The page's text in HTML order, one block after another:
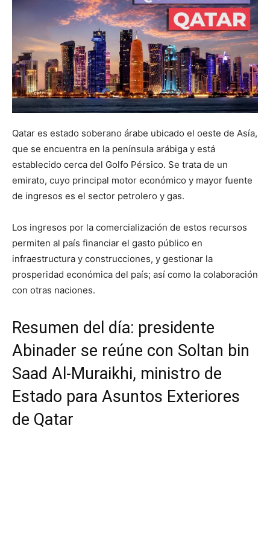
Qatar es estado soberano árabe ubicado el oeste de Asía,
que se encuentra en la península arábiga y está
establecido cerca del Golfo Pérsico. Se trata de un
emirato, cuyo principal motor económico y mayor fuente
de ingresos es el sector petrolero y gas.
Los ingresos por la comercialización de estos recursos
permiten al país financiar el gasto público en
infraestructura y construcciones, y gestionar la
prosperidad económica del país; así como la colaboración
con otras naciones.
Resumen del día: presidente
Abinader se reúne con Soltan bin
Saad Al-Muraikhi, ministro de
Estado para Asuntos Exteriores
de Qatar